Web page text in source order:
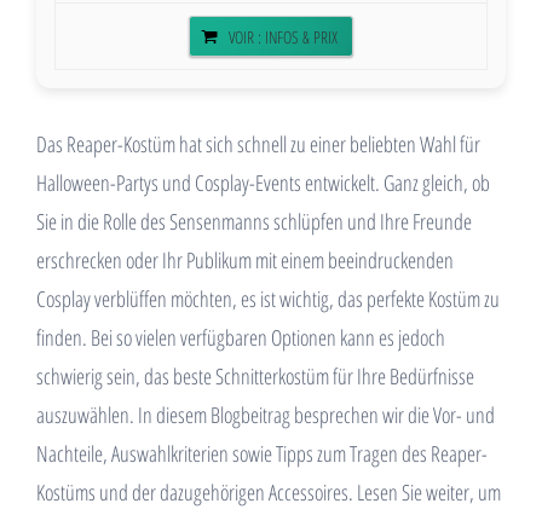
VOIR : INFOS & PRIX
Das Reaper-Kostüm hat sich schnell zu einer beliebten Wahl für
Halloween-Partys und Cosplay-Events entwickelt. Ganz gleich, ob
Sie in die Rolle des Sensenmanns schlüpfen und Ihre Freunde
erschrecken oder Ihr Publikum mit einem beeindruckenden
Cosplay verblüffen möchten, es ist wichtig, das perfekte Kostüm zu
finden. Bei so vielen verfügbaren Optionen kann es jedoch
schwierig sein, das beste Schnitterkostüm für Ihre Bedürfnisse
auszuwählen. In diesem Blogbeitrag besprechen wir die Vor- und
Nachteile, Auswahlkriterien sowie Tipps zum Tragen des Reaper-
Kostüms und der dazugehörigen Accessoires. Lesen Sie weiter, um